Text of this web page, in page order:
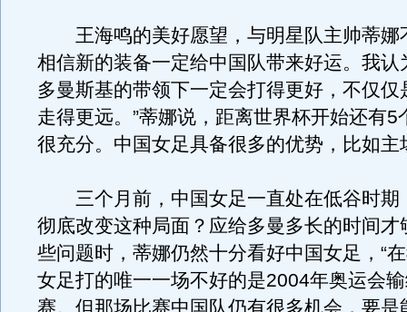
王海鸣的美好愿望，与明星队主帅蒂娜
相信新的装备一定给中国队带来好运。我认
多曼斯基的带领下一定会打得更好，不仅仅
走得更远。”蒂娜说，距离世界杯开始还有5
很充分。中国女足具备很多的优势，比如主
三个月前，中国女足一直处在低谷时期
彻底改变这种局面？应给多曼多长的时间才
些问题时，蒂娜仍然十分看好中国女足，“
女足打的唯一一场不好的是2004年奥运会
赛。但那场比赛中国队仍有很多机会，要是